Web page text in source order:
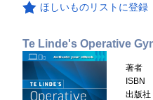
ほしいものリストに登録
Te Linde's Operative
著者
ISBN
出版社